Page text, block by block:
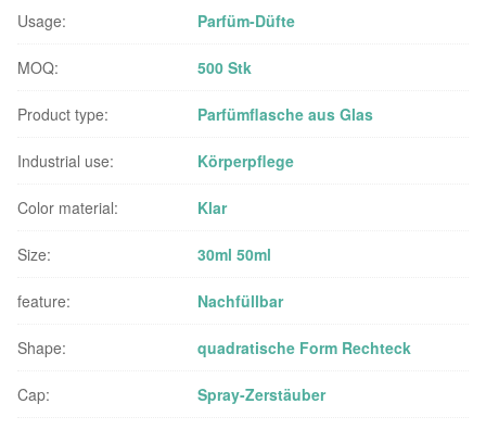
Usage: Parfüm-Düfte
MOQ: 500 Stk
Product type: Parfümflasche aus Glas
Industrial use: Körperpflege
Color material: Klar
Size: 30ml 50ml
feature: Nachfüllbar
Shape: quadratische Form Rechteck
Cap: Spray-Zerstäuber